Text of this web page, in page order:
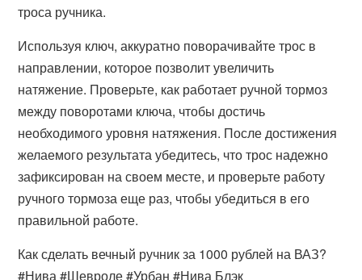
троса ручника.
Используя ключ, аккуратно поворачивайте трос в
направлении, которое позволит увеличить
натяжение. Проверьте, как работает ручной тормоз
между поворотами ключа, чтобы достичь
необходимого уровня натяжения. После достижения
желаемого результата убедитесь, что трос надежно
зафиксирован на своем месте, и проверьте работу
ручного тормоза еще раз, чтобы убедиться в его
правильной работе.
Как сделать вечный ручник за 1000 рублей на ВАЗ?
#Нива #Шевроле #Урбан #Нива Блэк